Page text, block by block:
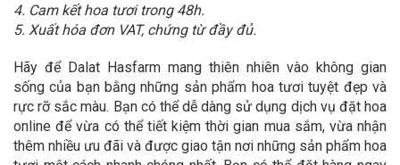
4. Cam kết hoa tươi trong 48h.
5. Xuất hóa đơn VAT, chứng từ đầy đủ.
Hãy để Dalat Hasfarm mang thiên nhiên vào không gian
sống của bạn bằng những sản phẩm hoa tươi tuyệt đẹp và
rực rỡ sắc màu. Bạn có thể dễ dàng sử dụng dịch vụ đặt hoa
online để vừa có thể tiết kiệm thời gian mua sắm, vừa nhận
thêm nhiều ưu đãi và được giao tận nơi những sản phẩm hoa